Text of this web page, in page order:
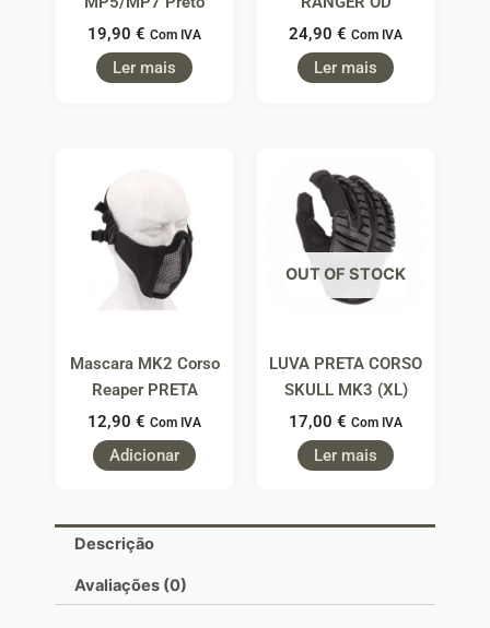
19,90 € Com IVA
Ler mais
24,90 € Com IVA
Ler mais
Mascara MK2 Corso
Reaper PRETA
12,90 € Com IVA
Adicionar
OUT OF STOCK
LUVA PRETA CORSO
SKULL MK3 (XL)
17,00 € Com IVA
Ler mais
Descrição
Avaliações (0)